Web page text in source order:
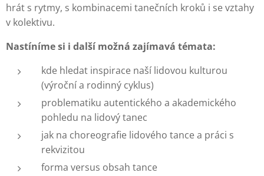
hrát s rytmy, s kombinacemi tanečních kroků i se vztahy
v kolektivu.
Nastíníme si i další možná zajímavá témata:
kde hledat inspirace naší lidovou kulturou
(výroční a rodinný cyklus)
problematiku autentického a akademického
pohledu na lidový tanec
jak na choreografie lidového tance a práci s
rekvizitou
forma versus obsah tance